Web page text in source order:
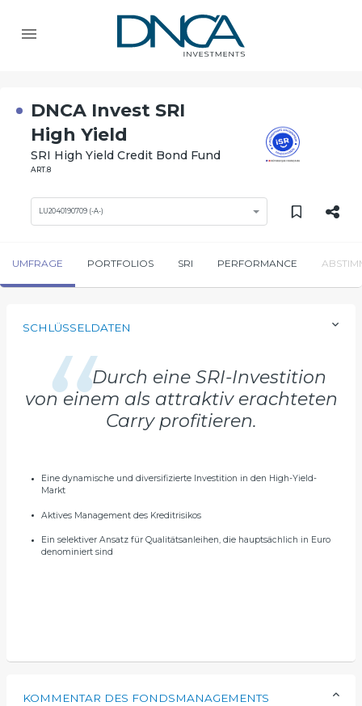
DNCA Invest SRI
High Yield
SRI High Yield Credit Bond Fund
ART.8
LU2040190709 (-A-)
UMFRAGE PORTFOLIOS SRI PERFORMANCE
SCHLÜSSELDATEN
Durch eine SRI-Investition
von einem als attraktiv erachteten
Carry profitieren.
Eine dynamische und diversifizierte Investition in den High-Yield-
Markt
Aktives Management des Kreditrisikos
Ein selektiver Ansatz für Qualitätsanleihen, die hauptsächlich in Euro
denominiert sind
KOMMENTAR DES FONDSMANAGEMENTS